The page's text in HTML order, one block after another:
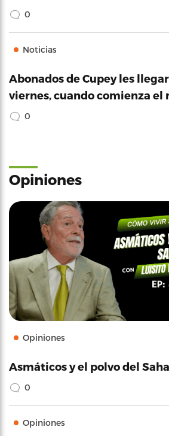
0
Noticias
Abonados de Cupey les
viernes, cuando comienza
0
Opiniones
Opiniones
Asmáticos y el polvo del
0
Opiniones